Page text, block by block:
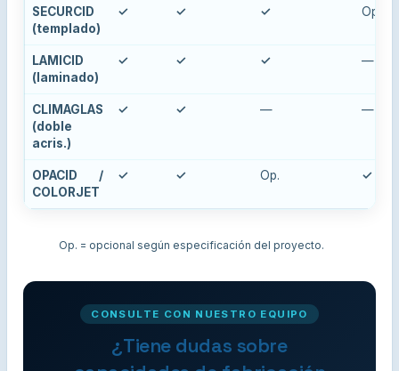
SECURCID
(templado)
✓ ✓ ✓ Op.
LAMICID
(laminado)
✓ ✓ ✓ —
CLIMAGLAS
(doble
acris.)
✓ ✓ — —
OPACID /
COLORJET
✓ ✓ Op. ✓
Op. = opcional según especificación del proyecto.
CONSULTE CON NUESTRO EQUIPO
¿Tiene dudas sobre